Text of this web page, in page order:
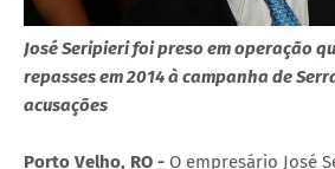
José Seripieri foi preso em operação
repasses em 2014 à campanha de
acusações
Porto Velho, RO - O empresário José